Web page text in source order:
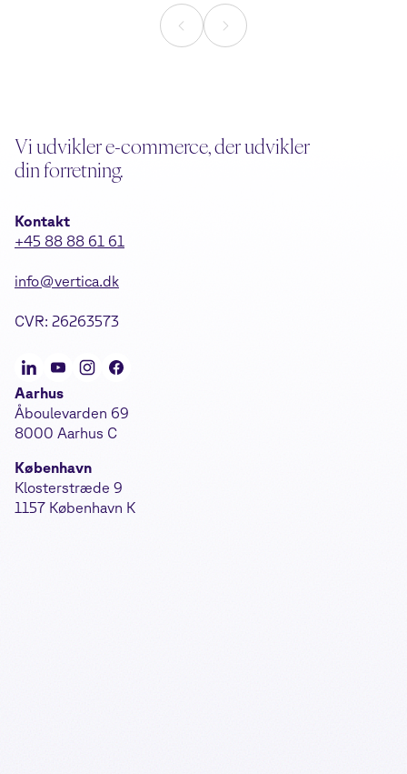
Vi udvikler e-commerce, der udvikler
din forretning.
Kontakt
+45 88 88 61 61
info@vertica.dk
CVR: 26263573
Aarhus
Åboulevarden 69
8000 Aarhus C
København
Klosterstræde 9
1157 København K